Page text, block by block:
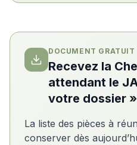
DOCUMENT GRATUIT
Recevez la
attendant le
votre dossier »
La liste des pièces à
conserver dès